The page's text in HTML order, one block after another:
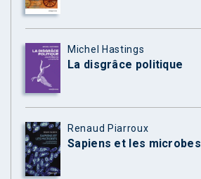
Michel Hastings
La disgrâce politique
Renaud Piarroux
Sapiens et les microbes